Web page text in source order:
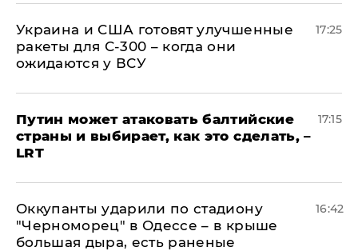
Украина и США готовят улучшенные
ракеты для С-300 – когда они
ожидаются у ВСУ
17:25
Путин может атаковать балтийские
страны и выбирает, как это сделать, –
LRT
17:15
Оккупанты ударили по стадиону
"Черноморец" в Одессе – в крыше
большая дыра, есть раненые
16:42